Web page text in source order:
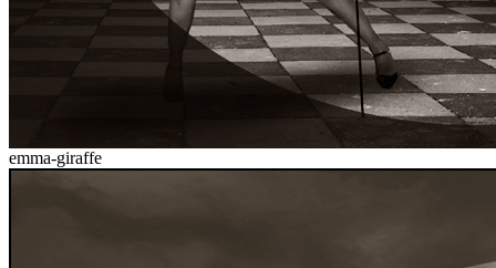
emma-giraffe